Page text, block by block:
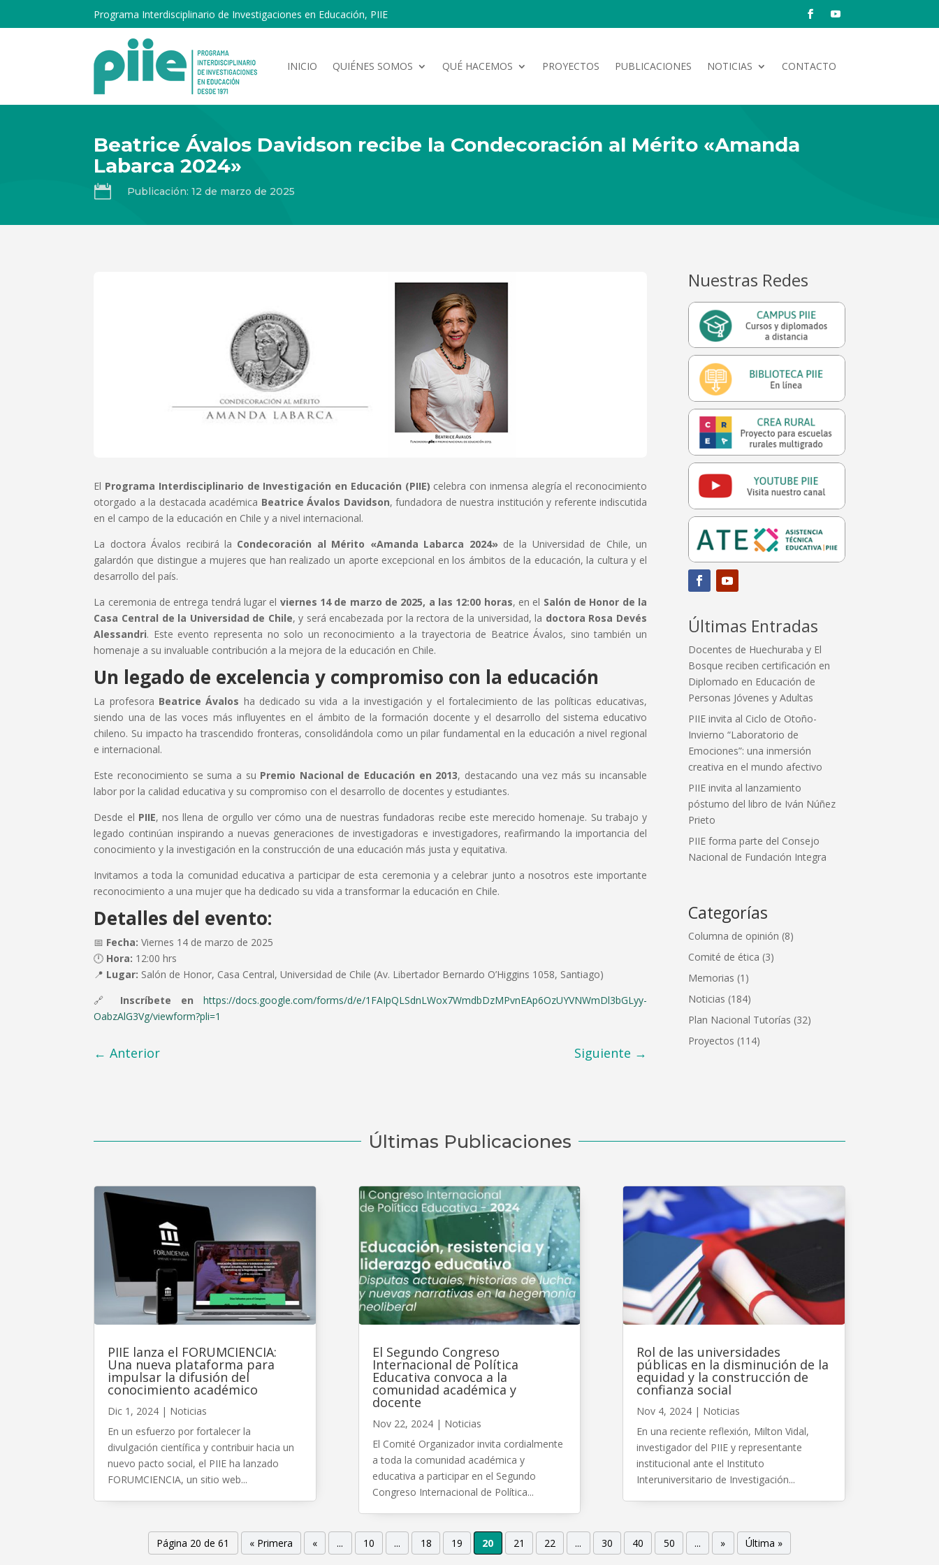
Programa Interdisciplinario de Investigaciones en Educación, PIIE
INICIO QUIÉNES SOMOS QUÉ HACEMOS PROYECTOS PUBLICACIONES NOTICIAS CONTACTO
Beatrice Ávalos Davidson recibe la Condecoración al Mérito «Amanda
Labarca 2024»
 Publicación: 12 de marzo de 2025
El Programa Interdisciplinario de Investigación en Educación (PIIE) celebra con inmensa alegría el reconocimiento
otorgado a la destacada académica Beatrice Ávalos Davidson, fundadora de nuestra institución y referente indiscutida
en el campo de la educación en Chile y a nivel internacional.
La doctora Ávalos recibirá la Condecoración al Mérito «Amanda Labarca 2024»de la Universidad de Chile, un
galardón que distingue a mujeres que han realizado un aporte excepcional en los ámbitos de la educación, la cultura y el
desarrollo del país.
La ceremonia de entrega tendrá lugar el viernes 14 de marzo de 2025, a las 12:00 horas, en el Salón de Honor de la
Casa Central de la Universidad de Chile, y será encabezada por la rectora de la universidad, la doctora Rosa Devés
Alessandri. Este evento representa no solo un reconocimiento a la trayectoria de Beatrice Ávalos, sino también un
homenaje a su invaluable contribución a la mejora de la educación en Chile.
Un legado de excelencia y compromiso con la educación
La profesora Beatrice Ávalos ha dedicado su vida a la investigación y el fortalecimiento de las políticas educativas,
siendo una de las voces más influyentes en el ámbito de la formación docente y el desarrollo del sistema educativo
chileno. Su impacto ha trascendido fronteras, consolidándola como un pilar fundamental en la educación a nivel regional
e internacional.
Este reconocimiento se suma a su Premio Nacional de Educación en 2013, destacando una vez más su incansable
labor por la calidad educativa y su compromiso con el desarrollo de docentes y estudiantes.
Desde el PIIE, nos llena de orgullo ver cómo una de nuestras fundadoras recibe este merecido homenaje. Su trabajo y
legado continúan inspirando a nuevas generaciones de investigadoras e investigadores, reafirmando la importancia del
conocimiento y la investigación en la construcción de una educación más justa y equitativa.
Invitamos a toda la comunidad educativa a participar de esta ceremonia y a celebrar junto a nosotros este importante
reconocimiento a una mujer que ha dedicado su vida a transformar la educación en Chile.
Detalles del evento:
📅 Fecha: Viernes 14 de marzo de 2025
🕛 Hora: 12:00 hrs
📍 Lugar: Salón de Honor, Casa Central, Universidad de Chile (Av. Libertador Bernardo O’Higgins 1058, Santiago)
🔗 Inscríbete en https://docs.google.com/forms/d/e/1FAIpQLSdnLWox7WmdbDzMPvnEAp6OzUYVNWmDl3bGLyy-
OabzAlG3Vg/viewform?pli=1
←Anterior Siguiente →
Nuestras Redes
Últimas Entradas
Docentes de Huechuraba y El
Bosque reciben certificación en
Diplomado en Educación de
Personas Jóvenes y Adultas
PIIE invita al Ciclo de Otoño-
Invierno “Laboratorio de
Emociones”: una inmersión
creativa en el mundo afectivo
PIIE invita al lanzamiento
póstumo del libro de Iván Núñez
Prieto
PIIE forma parte del Consejo
Nacional de Fundación Integra
Categorías
Columna de opinión (8)
Comité de ética (3)
Memorias (1)
Noticias (184)
Plan Nacional Tutorías (32)
Proyectos (114)
Últimas Publicaciones
PIIE lanza el FORUMCIENCIA:
Una nueva plataforma para
impulsar la difusión del
conocimiento académico
Dic 1, 2024 | Noticias
En un esfuerzo por fortalecer la
divulgación científica y contribuir hacia un
nuevo pacto social, el PIIE ha lanzado
FORUMCIENCIA, un sitio web...
El Segundo Congreso
Internacional de Política
Educativa convoca a la
comunidad académica y
docente
Nov 22, 2024| Noticias
El Comité Organizador invita cordialmente
a toda la comunidad académica y
educativa a participar en el Segundo
Congreso Internacional de Política...
Rol de las universidades
públicas en la disminución de la
equidad y la construcción de
confianza social
Nov 4, 2024| Noticias
En una reciente reflexión, Milton Vidal,
investigador del PIIE y representante
institucional ante el Instituto
Interuniversitario de Investigación...
Página 20 de 61 « Primera « ... 10 ... 18 19 20 21 22 ... 30 40 50 ... » Última »